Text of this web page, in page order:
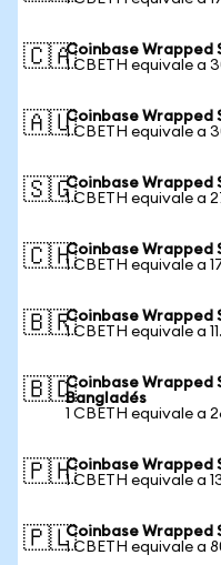
🇨🇦Coinbase Wrapped
1 CBETH equivale a
🇦🇺Coinbase Wrapped
1 CBETH equivale a
🇸🇬Coinbase Wrapped
1 CBETH equivale a
🇨🇭Coinbase Wrapped
1 CBETH equivale a
🇧🇷Coinbase Wrapped
1 CBETH equivale a
🇧🇩Coinbase Wrapped
Bangladés
1 CBETH equivale a
🇵🇭Coinbase Wrapped
1 CBETH equivale a
🇵🇱Coinbase Wrapped
1 CBETH equivale a